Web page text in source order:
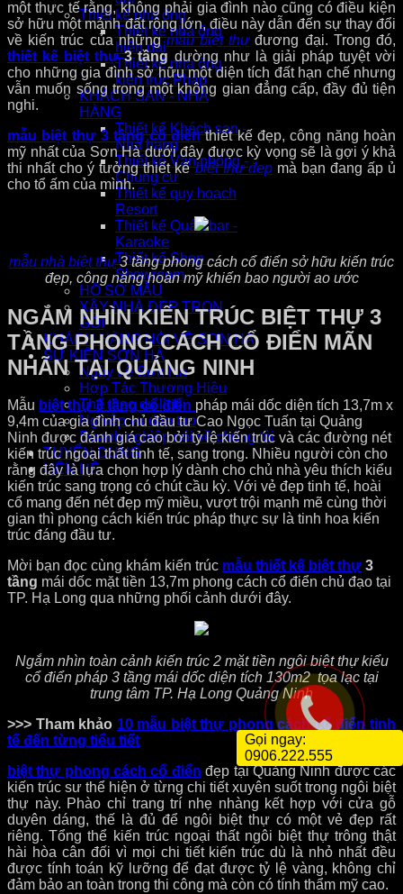
Thiết kế nhà ống
Thiết kế nhà ống
hiện đại
Thiết kế nhà ống
kiến trúc Pháp
KHÁCH SẠN - NHÀ
HÀNG
Thiết kế Khách sạn -
Nhà hàng
Thiết kế Văn phòng -
Chung cư
Thiết kế quy hoạch
Resort
Thiết kế Quán bar -
Karaoke
Thiết kế Shop -
Showroom
HỒ SƠ MẪU
XÂY NHÀ ĐẸP TRỌN
GÓI
KHÁCH HÀNG NÓI VỀ SƠN HÀ
SỰ KIỆN SƠN HÀ
Ngày Lễ Sơn Hà
Hợp Tác Thương Hiệu
Thể thao du lịch
Nghiệp vụ đào tạo
Doanh nghiệp nói về chúng tôi
TUYỂN DỤNG
LIÊN HỆ
một thực tế rằng, không phải gia đình nào cũng có điều kiện
sở hữu một mảnh đất rộng lớn, điều này dẫn đến sự thay đổi
về kiến trúc của nhữngmẫu biệt thựđương đại. Trong đó,
thiết kế biệt thự3 tầng dường như là giải pháp tuyệt vời
cho những gia đình sở hữu một diện tích đất hạn chế nhưng
vẫn muốn sống trong một không gian đẳng cấp, đầy đủ tiện
nghi.
mẫu biệt thự 3 tầng cổ điểnthiết kế đẹp, công năng hoàn
mỹ nhất của Sơn Hà dưới đây được kỳ vọng sẽ là gợi ý khả
thi nhất cho ý tưởng thiết kếbiệt thự đẹpmà bạn đang ấp ủ
cho tổ ấm của mình.
mẫu nhà biệt thự3 tầng phong cách cổ điển sở hữu kiến trúc
đẹp, công năng hoàn mỹ khiến bao người ao ước
NGẮM NHÌN KIẾN TRÚC BIỆT THỰ 3
TẦNG PHONG CÁCH CỔ ĐIỂN MÃN
NHÃN TẠI QUẢNG NINH
Mẫu biệt thự 3 tầng cổ điển pháp mái dốc diện tích 13,7m x
9,4m của gia đình chủ đầu tư Cao Ngọc Tuấn tại Quảng
Ninh được đánh giá cao bởi tỷ lệ kiến trúc và các đường nét
kiến trúc ngoại thất tinh tế, sang trọng. Nhiều người còn cho
rằng đây là lựa chọn hợp lý dành cho chủ nhà yêu thích kiểu
kiến trúc sang trọng có chút cầu kỳ. Với vẻ đẹp tinh tế, hoài
cổ mang đến nét đẹp mỹ miều, vượt trội mạnh mẽ cùng thời
gian thì phong cách kiến trúc pháp thực sự là tinh hoa kiến
trúc đáng đầu tư.
Mời bạn đọc cùng khám kiến trúc mẫu thiết kế biệt thự 3
tầng mái dốc mặt tiền 13,7m phong cách cổ điển chủ đạo tại
TP. Hạ Long qua những phối cảnh dưới đây.
Ngắm nhìn toàn cảnh kiến trúc 2 mặt tiền ngôi biệt thự kiểu
cổ điển pháp 3 tầng mái dốc diện tích 130m2 tọa lạc tại
trung tâm TP. Hạ Long Quảng Ninh
>>> Tham khảo 10 mẫu biệt thự phong cách cổ điển tinh
tế đến từng tiểu tiết
biệt thự phong cách cổ điển đẹp tại Quảng Ninh được các
kiến trúc sư thể hiện ở từng chi tiết xuyên suốt trong ngôi biệt
thự này. Phào chỉ trang trí nhẹ nhàng kết hợp với cửa gỗ
duyên dáng, thế là đủ để ngôi biệt thự có một vẻ đẹp rất
riêng. Tổng thể kiến trúc ngoại thất ngôi biệt thự trông thật
hài hòa cân đối vì mọi chi tiết kiến trúc dù là nhỏ nhất đều
được tính toán kỹ lưỡng để đạt được tỷ lệ vàng, không chỉ
đảm bảo an toàn trong thi công mà còn có tính thẩm mỹ cao.
Gọi ngay:
0906.222.555